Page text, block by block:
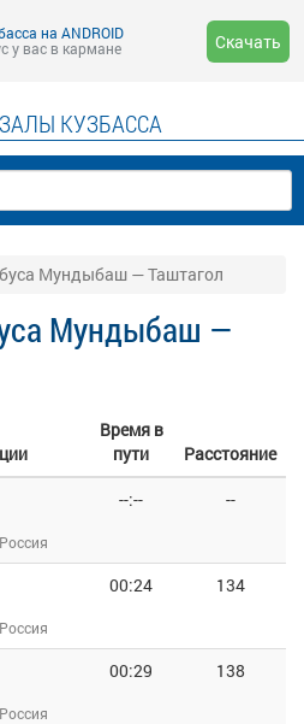
на ANDROID
у вас в кармане
Скачать
КУЗБАССА
Мундыбаш — Таштагол
Мундыбаш —
Время в
пути
Расстояние
--:-- --
00:24 134
00:29 138